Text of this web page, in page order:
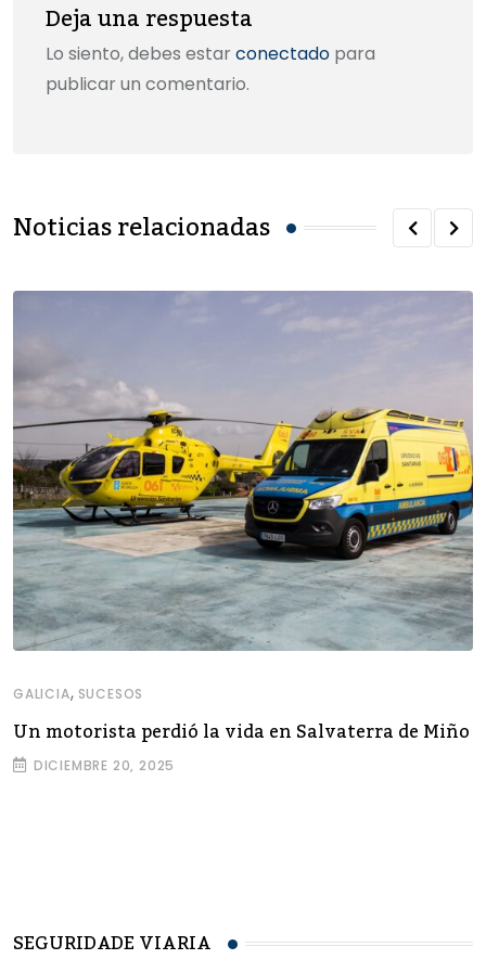
Deja una respuesta
Lo siento, debes estar conectado para
publicar un comentario.
Noticias relacionadas
GALICIA, SUCESOS
Un motorista perdió la vida en Salvaterra de Miño
DICIEMBRE 20, 2025
SEGURIDADE VIARIA